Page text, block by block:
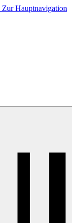
Zur Hauptnavigation